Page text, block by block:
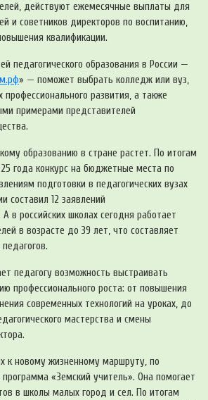
действуют ежемесячные выплаты для
и советников директоров по воспитанию,
квалификации.
педагогического образования в России —
» — поможет выбрать колледж или вуз,
профессионального развития, а также
примерами представителей
образованию в стране растет. По итогам
года конкурс на бюджетные места по
подготовки в педагогических вузах
составил 12 заявлений
в российских школах сегодня работает
в возрасте до 39 лет, что составляет
педагогу возможность выстраивать
профессионального роста: от повышения
современных технологий на уроках, до
мастерства и смены
к новому жизненному маршруту, по
«Земский учитель». Она помогает
в школы малых город и сел. По итогам